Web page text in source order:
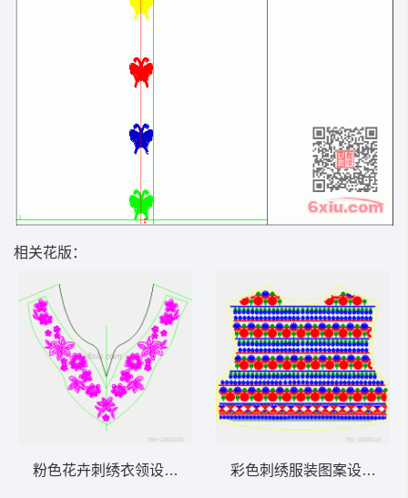
相关花版：
粉色花卉刺绣衣领设计图 彩色刺绣服装图案设计图